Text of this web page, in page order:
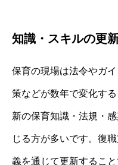
知識・スキルの更
保育の現場は法令やガ
策などが数年で変化す
新の保育知識・法規・
じる方が多いです。復
義を通じて更新するこ